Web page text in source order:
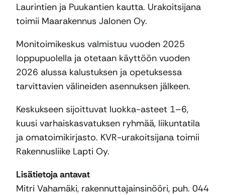
Laurintien ja Puukantien kautta. Urakoitsijana
toimii Maarakennus Jalonen Oy.
Monitoimikeskus valmistuu vuoden 2025
loppupuolella ja otetaan käyttöön vuoden
2026 alussa kalustuksen ja opetuksessa
tarvittavien välineiden asennuksen jälkeen.
Keskukseen sijoittuvat luokka-asteet 1–6,
kuusi varhaiskasvatuksen ryhmää, liikuntatila
ja omatoimikirjasto. KVR-urakoitsijana toimii
Rakennusliike Lapti Oy.
Lisätietoja antavat
Mitri Vahamäki, rakennuttajainsinööri, puh. 044